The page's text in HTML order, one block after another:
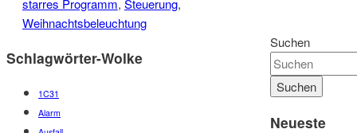
starres Programm, Steuerung,
Weihnachtsbeleuchtung
Suchen
Neueste
Schlagwörter-Wolke
1C31
Alarm